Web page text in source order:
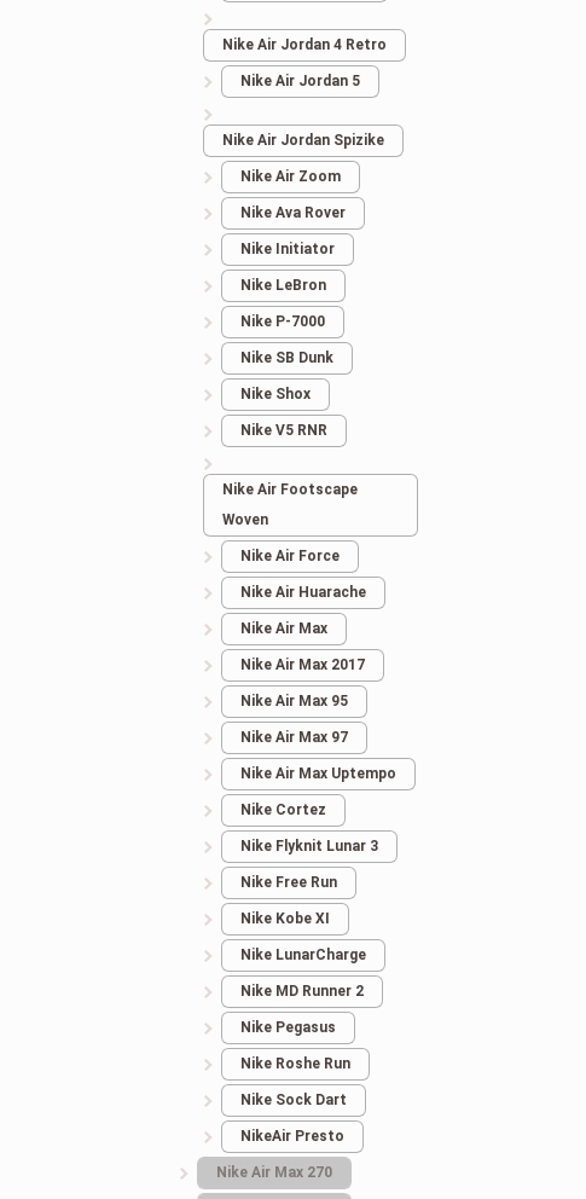
Кроссовки Adidas
Yeezy 500
грн.
Nike Air Jordan 4 Retro
Nike Air Jordan 5
Nike Air Jordan Spizike
Nike Air Zoom
Nike Ava Rover
Nike Initiator
Nike LeBron
Nike P-7000
Nike SB Dunk
Nike Shox
Nike V5 RNR
Nike Air Footscape
Woven
Nike Air Force
Nike Air Huarache
Nike Air Max
Nike Air Max 2017
Nike Air Max 95
Nike Air Max 97
Nike Air Max Uptempo
Nike Cortez
Nike Flyknit Lunar 3
Nike Free Run
Nike Kobe XI
Nike LunarCharge
Nike MD Runner 2
Nike Pegasus
Nike Roshe Run
Nike Sock Dart
NikeAir Presto
Nike Air Max 270